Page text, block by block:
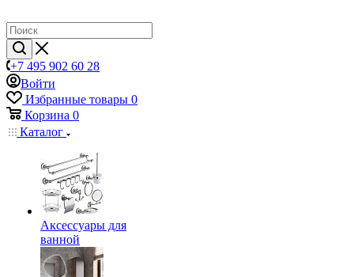
+7 495 902 60 28
Войти
Избранные товары 0
Корзина 0
Каталог
Аксессуары для
ванной